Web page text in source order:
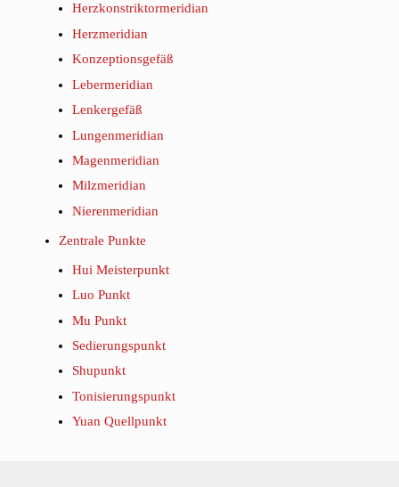
Herzkonstriktormeridian
Herzmeridian
Konzeptionsgefäß
Lebermeridian
Lenkergefäß
Lungenmeridian
Magenmeridian
Milzmeridian
Nierenmeridian
Zentrale Punkte
Hui Meisterpunkt
Luo Punkt
Mu Punkt
Sedierungspunkt
Shupunkt
Tonisierungspunkt
Yuan Quellpunkt